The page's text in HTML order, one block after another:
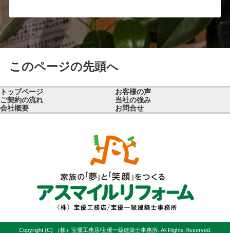
このページの先頭へ
トップページ
お客様の声
ご契約の流れ
当社の強み
会社概要
お問合せ
Copyright (C) （株）宝優工務店/宝優一級建築士事務所. All Rights Reserved.